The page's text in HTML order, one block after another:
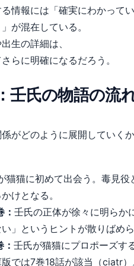
情報には「確実にわかって
が混在している。
生の詳細は、
らに明確になるだろう。
壬氏の物語の流
がどのように展開していく
猫猫に初めて出会う。毒見役
けとなる。
壬氏の正体が徐々に明らか
」というヒントが散りばめ
壬氏が猫猫にプロポーズす
では7巻18話が該当（ciatr